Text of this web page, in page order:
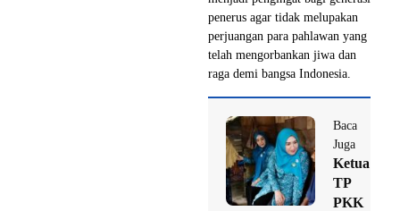
penerus agar tidak melupakan
perjuangan para pahlawan yang
telah mengorbankan jiwa dan
raga demi bangsa Indonesia.
Baca
Juga
Ketua
TP
PKK